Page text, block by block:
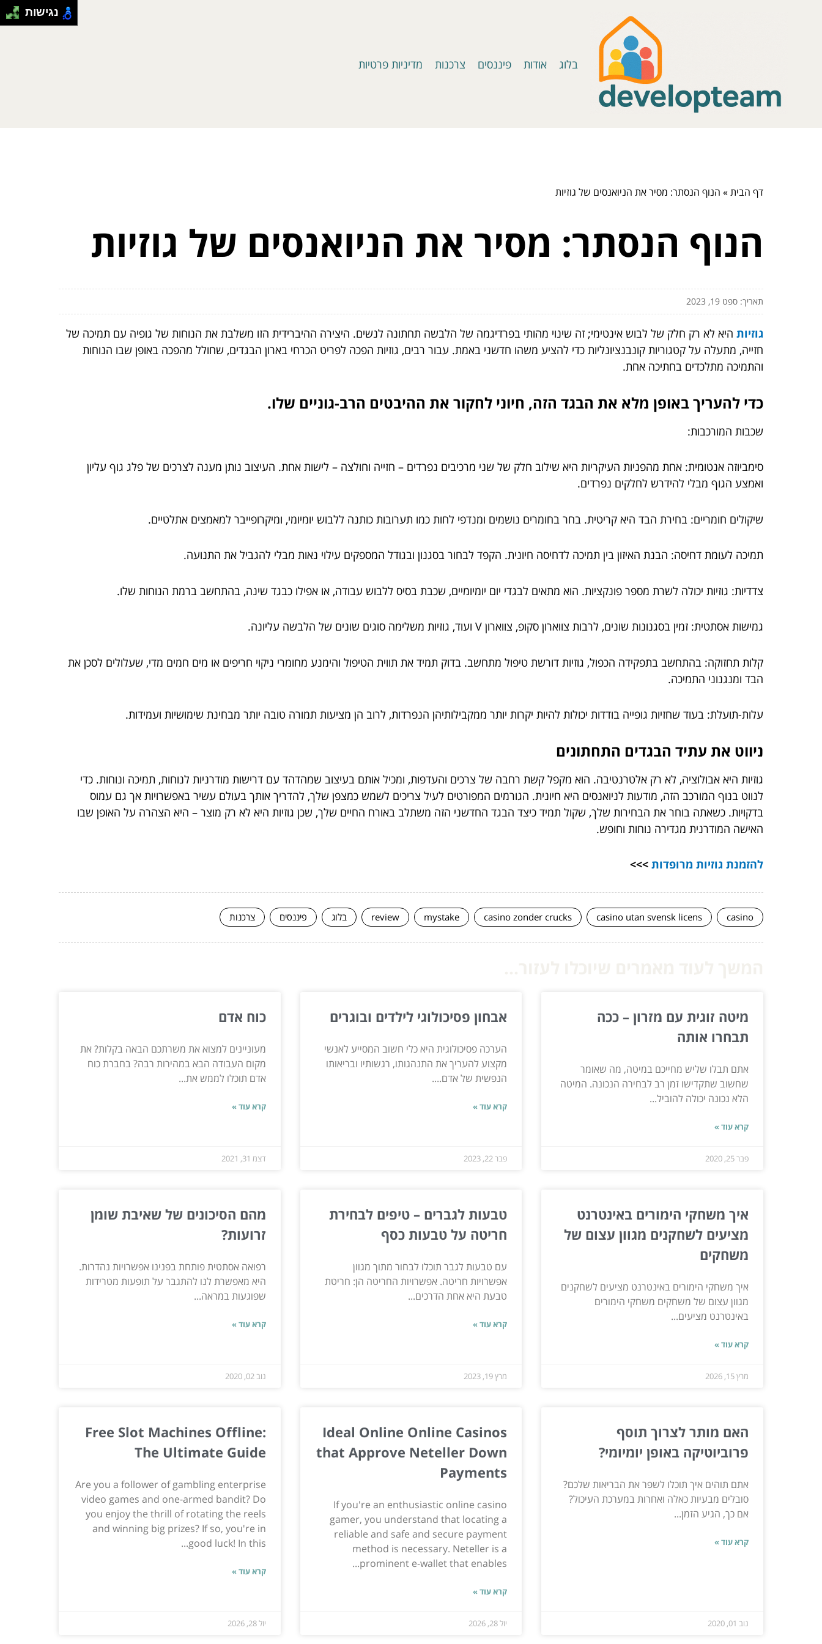
בלוג אודות פיננסים צרכנות מדיניות פרטיות
דף הבית» הנוף הנסתר: מסיר את הניואנסים של גוזיות
הנוף הנסתר: מסיר את הניואנסים של גוזיות
תאריך: ספט 19, 2023
גוזיות היא לא רק חלק של לבוש אינטימי; זה שינוי מהותי בפרדיגמה של הלבשה תחתונה לנשים. היצירה ההיברידית הזו משלבת את הנוחות של גופיה עם תמיכה של
חזייה, מתעלה על קטגוריות קונבנציונליות כדי להציע משהו חדשני באמת. עבור רבים, גוזיות הפכה לפריט הכרחי בארון הבגדים, שחולל מהפכה באופן שבו הנוחות
והתמיכה מתלכדים בחתיכה אחת.
כדי להעריך באופן מלא את הבגד הזה, חיוני לחקור את ההיבטים הרב-גוניים שלו.
שכבות המורכבות:
סימביוזה אנטומית: אחת מהפניות העיקריות היא שילוב חלק של שני מרכיבים נפרדים – חזייה וחולצה – לישות אחת. העיצוב נותן מענה לצרכים של פלג גוף עליון
ואמצע הגוף מבלי להידרש לחלקים נפרדים.
שיקולים חומריים: בחירת הבד היא קריטית. בחר בחומרים נושמים ומנדפי לחות כמו תערובות כותנה ללבוש יומיומי, ומיקרופייבר למאמצים אתלטיים.
תמיכה לעומת דחיסה: הבנת האיזון בין תמיכה לדחיסה חיונית. הקפד לבחור בסגנון ובגודל המספקים עילוי נאות מבלי להגביל את התנועה.
צדדיות: גוזיות יכולה לשרת מספר פונקציות. הוא מתאים לבגדי יום יומיומיים, שכבת בסיס ללבוש עבודה, או אפילו כבגד שינה, בהתחשב ברמת הנוחות שלו.
גמישות אסתטית: זמין בסגנונות שונים, לרבות צווארון סקופ, צווארון V ועוד, גוזיות משלימה סוגים שונים של הלבשה עליונה.
קלות תחזוקה: בהתחשב בתפקידה הכפול, גוזיות דורשת טיפול מתחשב. בדוק תמיד את תווית הטיפול והימנע מחומרי ניקוי חריפים או מים חמים מדי, שעלולים לסכן את
הבד ומנגנוני התמיכה.
עלות-תועלת: בעוד שחזיות גופייה בודדות יכולות להיות יקרות יותר ממקבילותיהן הנפרדות, לרוב הן מציעות תמורה טובה יותר מבחינת שימושיות ועמידות.
ניווט את עתיד הבגדים התחתונים
גוזיות היא אבולוציה, לא רק אלטרנטיבה. הוא מקפל קשת רחבה של צרכים והעדפות, ומכיל אותם בעיצוב שמהדהד עם דרישות מודרניות לנוחות, תמיכה ונוחות. כדי
לנווט בנוף המורכב הזה, מודעות לניואנסים היא חיונית. הגורמים המפורטים לעיל צריכים לשמש כמצפן שלך, להדריך אותך בעולם עשיר באפשרויות אך גם עמוס
בדקויות. כשאתה בוחר את הבחירות שלך, שקול תמיד כיצד הבגד החדשני הזה משתלב באורח החיים שלך, שכן גוזיות היא לא רק מוצר – היא הצהרה על האופן שבו
האישה המודרנית מגדירה נוחות וחופש.
להזמנת גוזיות מרופדות >>>
casino
casino utan svensk licens
casino zonder crucks
mystake
review בלוג פיננסים צרכנות
מיטה זוגית עם מזרון – ככה
תבחרו אותה
אתם תבלו שליש מחייכם במיטה, מה שאומר
שחשוב שתקדישו זמן רב לבחירה הנכונה. המיטה
הלא נכונה יכולה להוביל...
קרא עוד »
פבר 25, 2020
אבחון פסיכולוגי לילדים ובוגרים
הערכה פסיכולוגית היא כלי חשוב המסייע לאנשי
מקצוע להעריך את התנהגותו, רגשותיו ובריאותו
הנפשית של אדם....
קרא עוד »
פבר 22, 2023
כוח אדם
מעוניינים למצוא את משרתכם הבאה בקלות? את
מקום העבודה הבא במהירות רבה? בחברת כוח
אדם תוכלו לממש את...
קרא עוד »
דצמ 31, 2021
איך משחקי הימורים באינטרנט
מציעים לשחקנים מגוון עצום של
משחקים
איך משחקי הימורים באינטרנט מציעים לשחקנים
מגוון עצום של משחקים משחקי הימורים
באינטרנט מציעים...
קרא עוד »
מרץ 15, 2026
טבעות לגברים – טיפים לבחירת
חריטה על טבעות כסף
עם טבעות לגבר תוכלו לבחור מתוך מגוון
אפשרויות חריטה. אפשרויות החריטה הן: חריטת
טבעת היא אחת הדרכים...
קרא עוד »
מרץ 19, 2023
מהם הסיכונים של שאיבת שומן
זרועות?
רפואה אסתטית פותחת בפנינו אפשרויות נהדרות.
היא מאפשרת לנו להתגבר על תופעות מטרידות
שפוגעות במראה...
קרא עוד »
נוב 02, 2020
האם מותר לצרוך תוסף
פרוביוטיקה באופן יומיומי?
אתם תוהים איך תוכלו לשפר את הבריאות שלכם?
סובלים מבעיות כאלה ואחרות במערכת העיכול?
אם כך, הגיע הזמן...
קרא עוד »
נוב 01, 2020
Ideal Online Online Casinos
that Approve Neteller Down
Payments
If you're an enthusiastic online casino
gamer, you understand that locating a
reliable and safe and secure payment
method is necessary. Neteller is a
prominent e-wallet that enables...
קרא עוד »
יול 28, 2026
Free Slot Machines Offline:
The Ultimate Guide
Are you a follower of gambling enterprise
video games and one-armed bandit? Do
you enjoy the thrill of rotating the reels
and winning big prizes? If so, you're in
good luck! In this...
קרא עוד »
יול 28, 2026
נגישות